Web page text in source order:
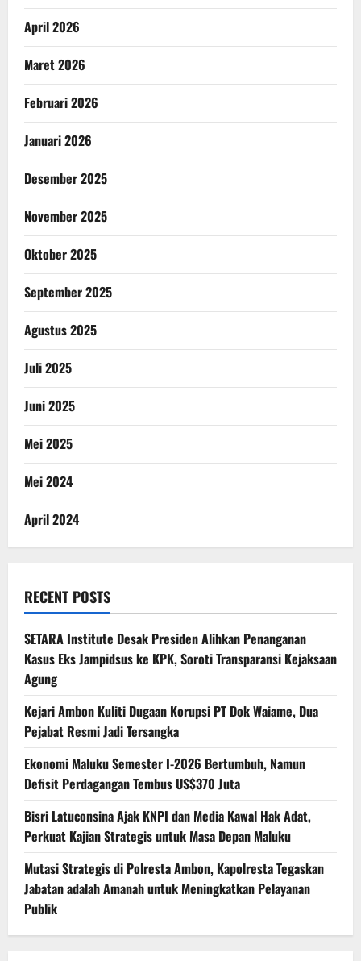
April 2026
Maret 2026
Februari 2026
Januari 2026
Desember 2025
November 2025
Oktober 2025
September 2025
Agustus 2025
Juli 2025
Juni 2025
Mei 2025
Mei 2024
April 2024
RECENT POSTS
SETARA Institute Desak Presiden Alihkan Penanganan
Kasus Eks Jampidsus ke KPK, Soroti Transparansi Kejaksaan
Agung
Kejari Ambon Kuliti Dugaan Korupsi PT Dok Waiame, Dua
Pejabat Resmi Jadi Tersangka
Ekonomi Maluku Semester I-2026 Bertumbuh, Namun
Defisit Perdagangan Tembus US$370 Juta
Bisri Latuconsina Ajak KNPI dan Media Kawal Hak Adat,
Perkuat Kajian Strategis untuk Masa Depan Maluku
Mutasi Strategis di Polresta Ambon, Kapolresta Tegaskan
Jabatan adalah Amanah untuk Meningkatkan Pelayanan
Publik